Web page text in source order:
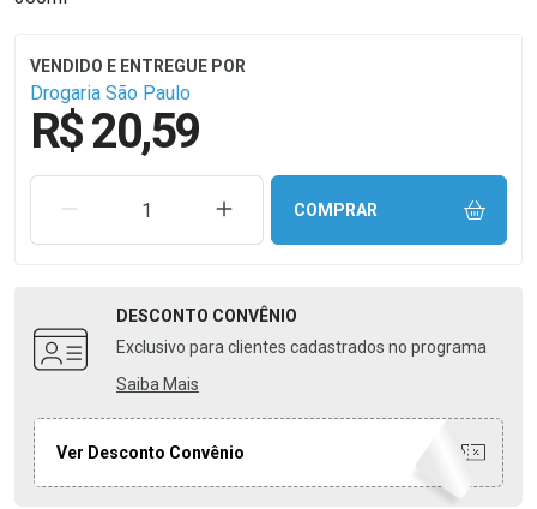
Drogaria São Paulo
R$ 20,59
REMOVER UMA UNIDADEAUMENTAR UMA UNIDADE
COMPRAR
DESCONTO CONVÊNIO
Exclusivo para clientes cadastrados no programa
Saiba Mais
Ver Desconto Convênio